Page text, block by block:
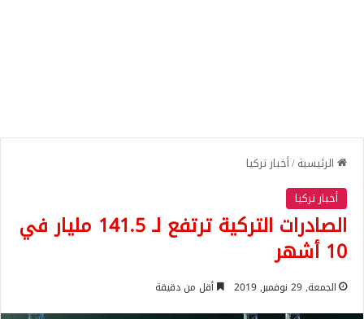
الرئيسية/أخبار تركيا
أخبار تركيا
الصادرات التركية ترتفع لـ 141.5 مليار في
10 أشهر
الجمعة, 29 نوفمبر, 2019 أقل من دقيقة